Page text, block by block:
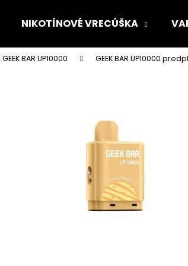
NIKOTÍNOVÉ VRECÚŠKA
GEEK BAR UP10000 GEEK BAR UP10000
Čo potrebujete nájsť?
Odporúčame